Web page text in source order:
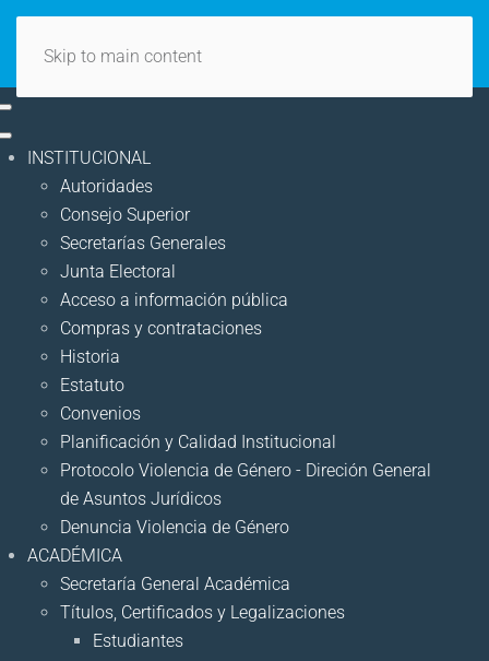
Skip to main content
INSTITUCIONAL
Autoridades
Consejo Superior
Secretarías Generales
Junta Electoral
Acceso a información pública
Compras y contrataciones
Historia
Estatuto
Convenios
Planificación y Calidad Institucional
Protocolo Violencia de Género - Direción General
de Asuntos Jurídicos
Denuncia Violencia de Género
ACADÉMICA
Secretaría General Académica
Títulos, Certificados y Legalizaciones
Estudiantes